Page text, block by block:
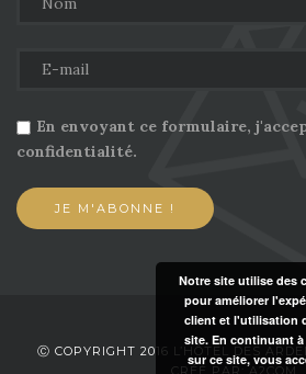
En envoyant ce formulaire,
confidentialité.
Ⓒ COPYRIGHT 2016 L’HÔTEL DES
CRÉÉ PAR: A2COM
Notre site utilise des
pour améliorer
client et l'utilisation
site. En continuant
sur ce site, vous